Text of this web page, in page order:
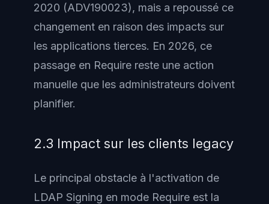
2020 (ADV190023), mais a repoussé ce
changement en raison des impacts sur
les applications tierces. En 2026, ce
passage en Require reste une action
manuelle que les administrateurs doivent
planifier.
2.3 Impact sur les clients legacy
Le principal obstacle à l'activation de
LDAP Signing en mode Require est la